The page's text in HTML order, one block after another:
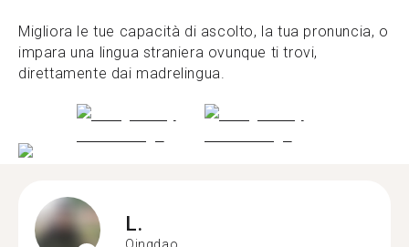
Migliora le tue capacità di ascolto, la tua pronuncia, o
impara una lingua straniera ovunque ti trovi,
direttamente dai madrelingua.
L.
Qingdao